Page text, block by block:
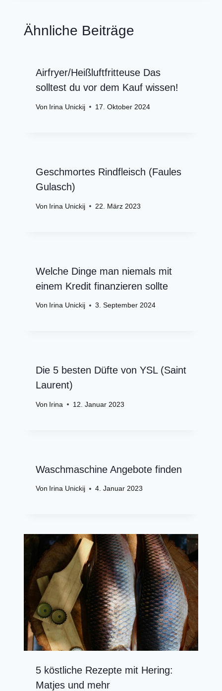
Ähnliche Beiträge
Airfryer/Heißluftfritteuse Das
solltest du vor dem Kauf wissen!
Von Irina Unickij 17. Oktober 2024
Geschmortes Rindfleisch (Faules
Gulasch)
Von Irina Unickij 22. März 2023
Welche Dinge man niemals mit
einem Kredit finanzieren sollte
Von Irina Unickij 3. September 2024
Die 5 besten Düfte von YSL (Saint
Laurent)
Von Irina 12. Januar 2023
Waschmaschine Angebote finden
Von Irina Unickij 4. Januar 2023
5 köstliche Rezepte mit Hering:
Matjes und mehr